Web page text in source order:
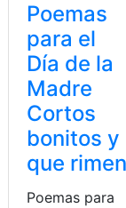
Poemas
para el
Día de la
Madre
Cortos
bonitos y
que rimen
Poemas para